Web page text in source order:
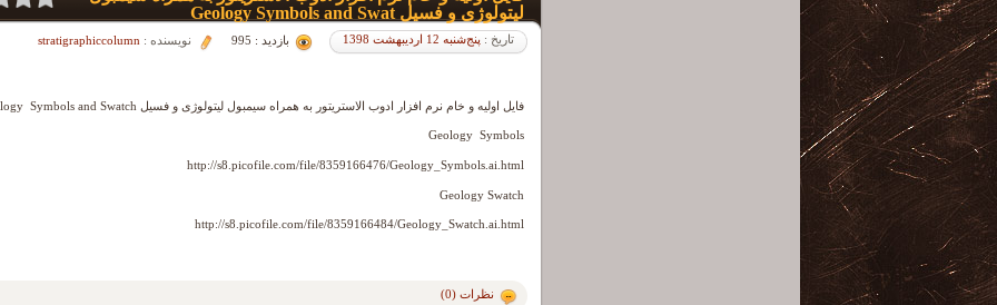
لیتولوژی و فسیل Geology Symbols and Swat
تاریخ : پنج‌شنبه 12 اردیبهشت 1398 بازدید : 995 نویسنده : stratigraphiccolumn
فایل اولیه و خام نرم افزار ادوب الاستریتور به همراه سیمبول لیتولوژی و فسیل Geology Symbols and Swatch
Geology Symbols
http://s8.picofile.com/file/8359166476/Geology_Symbols.ai.html
Geology Swatch
http://s8.picofile.com/file/8359166484/Geology_Swatch.ai.html
نظرات (0)